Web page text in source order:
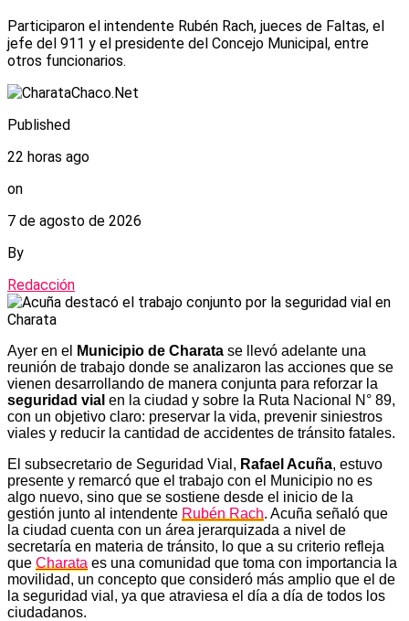
Participaron el intendente Rubén Rach, jueces de Faltas, el
jefe del 911 y el presidente del Concejo Municipal, entre
otros funcionarios.
Published
22 horas ago
on
7 de agosto de 2026
By
Redacción
Ayer en el Municipio de Charata se llevó adelante una
reunión de trabajo donde se analizaron las acciones que se
vienen desarrollando de manera conjunta para reforzar la
seguridad vial en la ciudad y sobre la Ruta Nacional N° 89,
con un objetivo claro: preservar la vida, prevenir siniestros
viales y reducir la cantidad de accidentes de tránsito fatales.
El subsecretario de Seguridad Vial, Rafael Acuña, estuvo
presente y remarcó que el trabajo con el Municipio no es
algo nuevo, sino que se sostiene desde el inicio de la
gestión junto al intendente Rubén Rach. Acuña señaló que
la ciudad cuenta con un área jerarquizada a nivel de
secretaría en materia de tránsito, lo que a su criterio refleja
que Charata es una comunidad que toma con importancia la
movilidad, un concepto que consideró más amplio que el de
la seguridad vial, ya que atraviesa el día a día de todos los
ciudadanos.